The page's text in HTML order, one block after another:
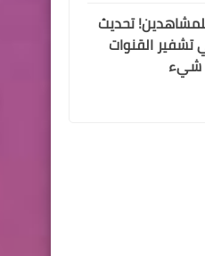
تحديث
القنوات
شيء